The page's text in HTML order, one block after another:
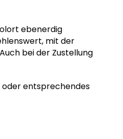
ebenerdig
mit der
bei der Zustellung
oder entsprechendes